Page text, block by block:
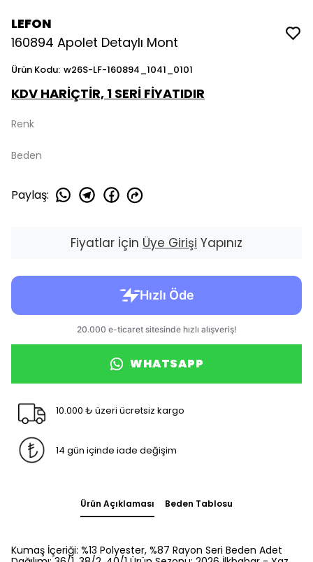
LEFON
160894 Apolet Detaylı Mont
Ürün Kodu: w26S-LF-160894_1041_0101
KDV HARİÇTİR, 1 SERİ FİYATIDIR
Renk
Beden
Paylaş:
Fiyatlar İçin Üye Girişi Yapınız
WHATSAPP
10.000 ₺ üzeri ücretsiz kargo
14 gün içinde iade değişim
Ürün Açıklaması Beden Tablosu
Kumaş İçeriği: %13 Polyester, %87 Rayon Seri Beden Adet